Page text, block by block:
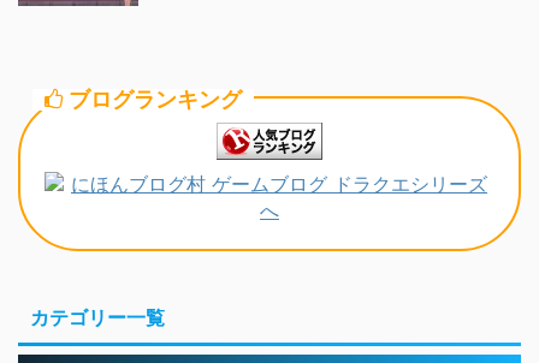
ブログランキング
カテゴリー一覧